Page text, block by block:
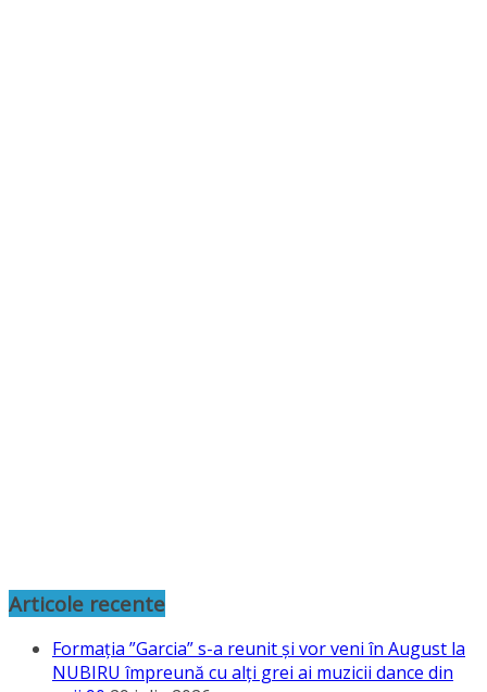
Articole recente
Formația ”Garcia” s-a reunit și vor veni în August la
NUBIRU împreună cu alți grei ai muzicii dance din